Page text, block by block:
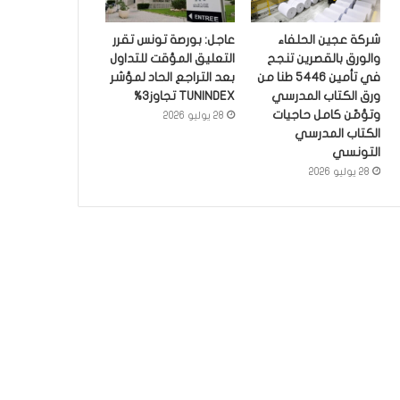
شركة عجين الحلفاء
والورق بالقصرين تنجح
في تأمين 5446 طنا من
ورق الكتاب المدرسي
وتؤمّن كامل حاجيات
الكتاب المدرسي
التونسي
28 يوليو 2026
عاجل: بورصة تونس تقرر
التعليق المؤقت للتداول
بعد التراجع الحاد لمؤشر
TUNINDEX تجاوز3%
28 يوليو 2026